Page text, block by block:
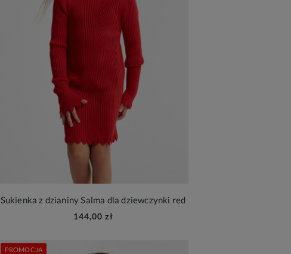
Sukienka z dzianiny Salma dla dziewczynki red
144,00 zł
PROMOCJA